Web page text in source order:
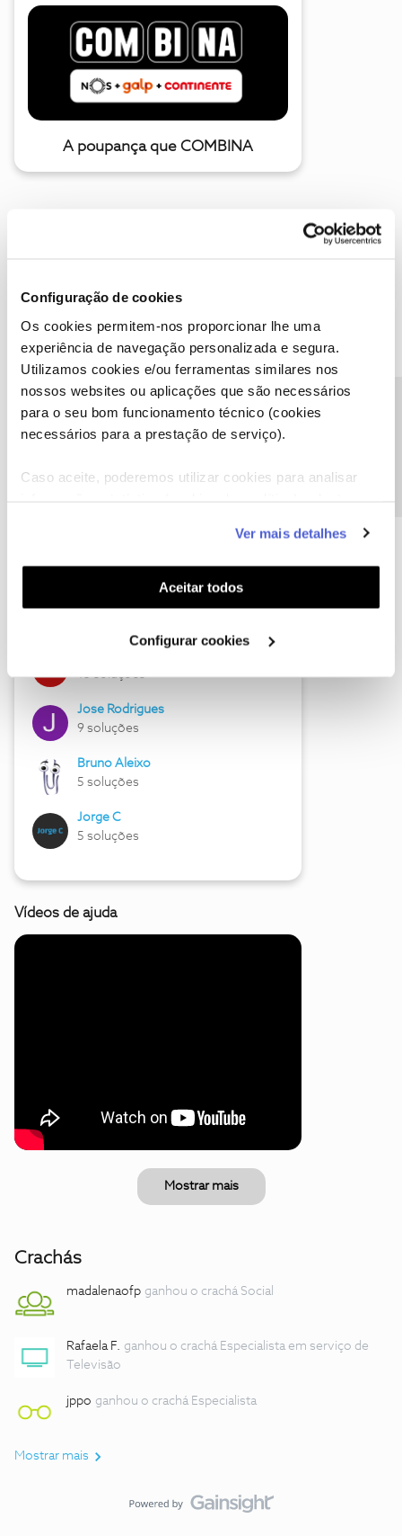
Configuração de cookies
Os cookies permitem-nos proporcionar lhe uma
experiência de navegação personalizada e segura.
Utilizamos cookies e/ou ferramentas similares nos
nossos websites ou aplicações que são necessários
para o seu bom funcionamento técnico (cookies
necessários para a prestação de serviço).
Caso aceite, poderemos utilizar cookies para analisar
funcionalidades (cookies de personalização e
funcionalidade) e adaptar anúncios aos seus interesses
(cookies de publicidade personalizada). Pode gerir a
utilização dos cookies clicando em "Configurar
Ver mais detalhes
Aceitar todos
Configurar cookies
A poupança que COMBINA
Descubra as novidades de julho
Hall of Fame de julho
13 soluções
Jose Rodrigues
9 soluções
Bruno Aleixo
5 soluções
Jorge C
5 soluções
Vídeos de ajuda
Mostrar mais
Crachás
madalenaofp ganhou o crachá Social
Rafaela F. ganhou o crachá Especialista em serviço de
Televisão
jppo ganhou o crachá Especialista
Mostrar mais